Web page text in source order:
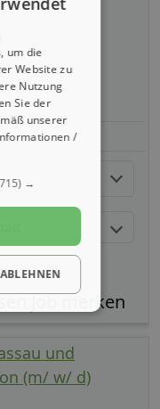
und
(m/ w/ d)
um die
Website zu
Nutzung
Sie der
unserer
/
→